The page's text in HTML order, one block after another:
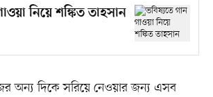
নিয়ে শঙ্কিত তাহসান
অন্য দিকে সরিয়ে নেওয়ার জন্য এসব